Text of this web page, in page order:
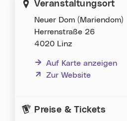
Veranstaltungsort
Neuer Dom (Mariendom)
Herrenstraße 26
4020 Linz
Auf Karte anzeigen
Zur Website
(neues Fenster)
Preise & Tickets